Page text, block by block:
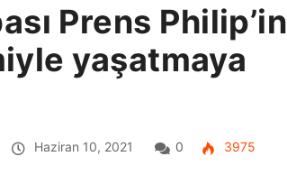
Prens Philip’in
yaşatmaya
Haziran 10, 2021 0
3975